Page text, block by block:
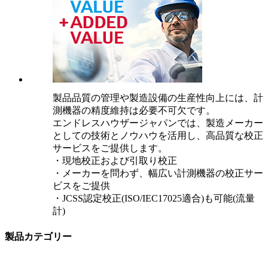
製品品質の管理や製造設備の生産性向上には、計
測機器の精度維持は必要不可欠です。
エンドレスハウザージャパンでは、製造メーカー
としての技術とノウハウを活用し、高品質な校正
サービスをご提供します。
・現地校正および引取り校正
・メーカーを問わず、幅広い計測機器の校正サー
ビスをご提供
・JCSS認定校正(ISO/IEC17025適合)も可能(流量
計)
製品カテゴリー